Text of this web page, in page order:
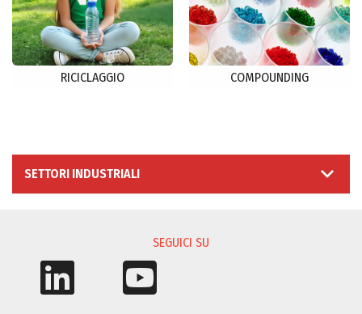
RICICLAGGIO COMPOUNDING
SETTORI INDUSTRIALI
SEGUICI SU